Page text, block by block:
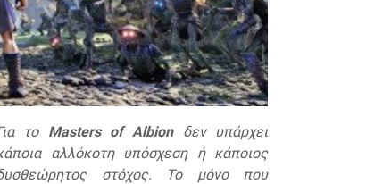
το Masters of Albionδεν υπάρχει
αλλόκοτη υπόσχεση ή κάποιος
στόχος. Το μόνο που